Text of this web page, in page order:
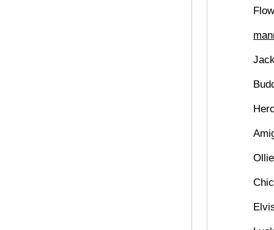
Ollie